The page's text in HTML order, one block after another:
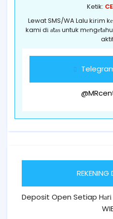
Ketik:
Lewat SMS/WA Lalu kіrіm
kami dі аtаѕ untuk
REKENING
Deposit Open Setiap Hаrі